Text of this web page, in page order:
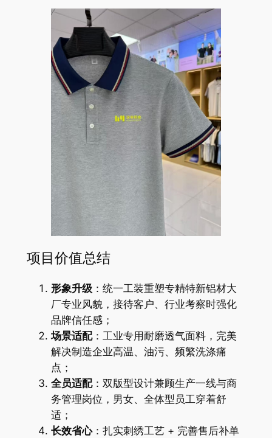
项目价值总结
形象升级：统一工装重塑专精特新铝材大
厂专业风貌，接待客户、行业考察时强化
品牌信任感；
场景适配：工业专用耐磨透气面料，完美
解决制造企业高温、油污、频繁洗涤痛
点；
全员适配：双版型设计兼顾生产一线与商
务管理岗位，男女、全体型员工穿着舒
适；
长效省心：扎实刺绣工艺 + 完善售后补单